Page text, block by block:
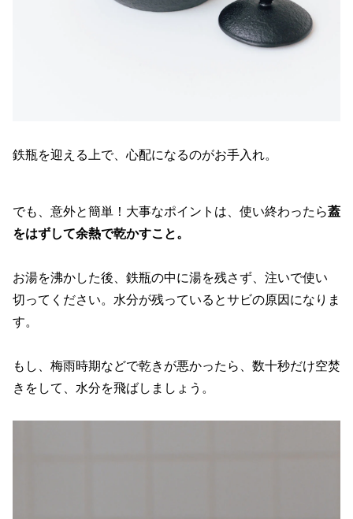
鉄瓶を迎える上で、心配になるのがお手入れ。
でも、意外と簡単！大事なポイントは、使い終わったら蓋
をはずして余熱で乾かすこと。
お湯を沸かした後、鉄瓶の中に湯を残さず、注いで使い
切ってください。水分が残っているとサビの原因になりま
す。
もし、梅雨時期などで乾きが悪かったら、数十秒だけ空焚
きをして、水分を飛ばしましょう。